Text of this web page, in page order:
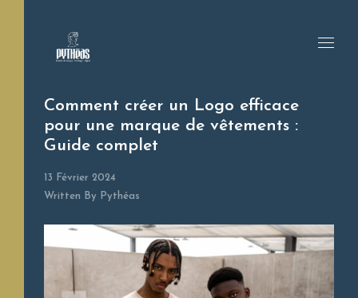
Comment créer un Logo efficace
pour une marque de vêtements :
Guide complet
13 Février 2024
Written By Pythéas